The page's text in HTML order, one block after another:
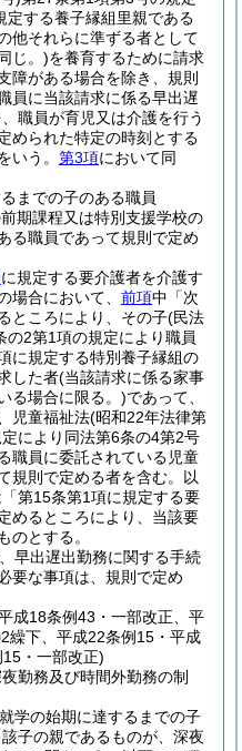
定する養子縁組里親である
他それらに準ずる者として
じ。)を養育するために請求
障がある場合を除き、規則
員に当該請求に係る早出遅
職員が育児又は介護を行う
められた特定の時刻とする
いう。 第3項において同
までの子のある職員
期課程又は特別支援学校の
る職員であって規則で定め
に規定する要介護者を介護す
場合において、 前項中「次
ところにより、その子(民法
の2第1項の規定により職員
に規定する特別養子縁組の
した者(当該請求に係る家事
る場合に限る。)であって、
児童福祉法(昭和22年法律第
により同法第6条の4第2号
職員に委託されている児童
規則で定める者を含む。以
第15条第1項に規定する要
めるところにより、当該要
のとする。
早出遅出勤務に関する手続
要な事項は、規則で定め
成18条例43・一部改正、平
繰下、平成22条例15・平成
・一部改正)
勤務及び時間外勤務の制
学の始期に達するまでの子
子の親であるものが、深夜